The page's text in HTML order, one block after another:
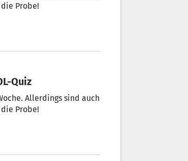
Probe!
Quiz
Allerdings sind auch
Probe!